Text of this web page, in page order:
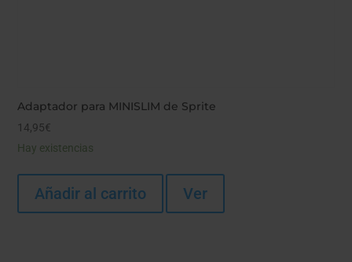
Adaptador para MINISLIM de Sprite
14,95€
Hay existencias
Añadir al carrito Ver